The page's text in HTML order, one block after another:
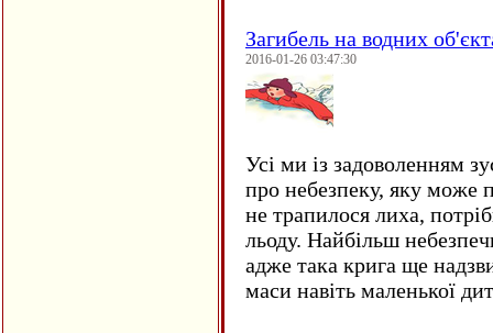
Загибель на водних
2016-01-26 03:47:30
Усі ми із задоволенням
про небезпеку, яку може
не трапилося лиха,
льоду. Найбільш
адже така крига ще
маси навіть маленької